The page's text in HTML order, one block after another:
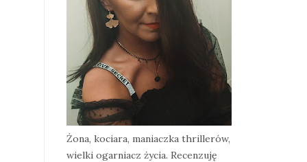
Żona, kociara, maniaczka thrillerów,
wielki ogarniacz życia. Recenzuję